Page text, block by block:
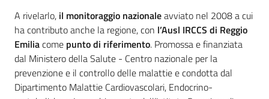
A rivelarlo, il monitoraggio nazionaleavviato nel 2008 a cui
ha contributo anche la regione, con l’Ausl IRCCS di Reggio
Emiliacome punto di riferimento. Promossa e finanziata
dal Ministero della Salute - Centro nazionale per la
prevenzione e il controllo delle malattie e condotta dal
Dipartimento Malattie Cardiovascolari, Endocrino-